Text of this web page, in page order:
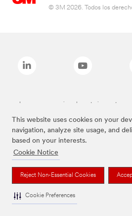
This website uses cookies on your
navigation, analyze site usage, and
based on your interests.
Cookie Notice
Reject Non-Essential Cookies
Cookie Preferences
© 3M 2026. Todos los
Las marcas mencionadas anteriormente